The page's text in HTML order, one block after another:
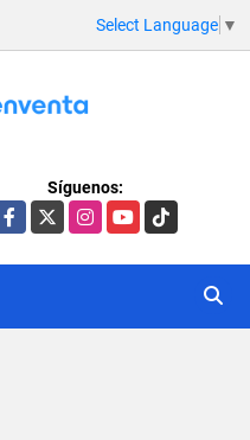
Select Language ▼
Síguenos:
Facebook
X InstagramYouTubeTikTok